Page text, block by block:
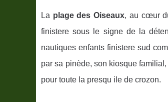
La plage des Oiseaux, au cœur
finistere sous le signe de la
nautiques enfants finistere sud
par sa pinède, son kiosque
pour toute la presqu ile de crozon.